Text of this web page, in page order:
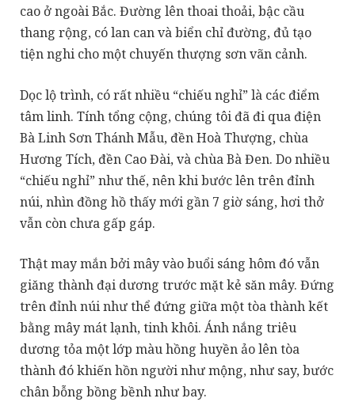
cao ở ngoài Bắc. Đường lên thoai thoải, bậc cầu
thang rộng, có lan can và biển chỉ đường, đủ tạo
tiện nghi cho một chuyến thượng sơn vãn cảnh.
Dọc lộ trình, có rất nhiều “chiếu nghỉ” là các điểm
tâm linh. Tính tổng cộng, chúng tôi đã đi qua điện
Bà Linh Sơn Thánh Mẫu, đền Hoà Thượng, chùa
Hương Tích, đền Cao Đài, và chùa Bà Đen. Do nhiều
“chiếu nghỉ” như thế, nên khi bước lên trên đỉnh
núi, nhìn đồng hồ thấy mới gần 7 giờ sáng, hơi thở
vẫn còn chưa gấp gáp.
Thật may mắn bởi mây vào buổi sáng hôm đó vẫn
giăng thành đại dương trước mặt kẻ săn mây. Đứng
trên đỉnh núi như thể đứng giữa một tòa thành kết
bằng mây mát lạnh, tinh khôi. Ánh nắng triêu
dương tỏa một lớp màu hồng huyền ảo lên tòa
thành đó khiến hồn người như mộng, như say, bước
chân bỗng bồng bềnh như bay.